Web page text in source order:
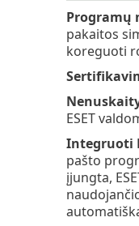
Programų
pakaitos
koreguoti
ESET
Integruoti
pašto
įjungta,